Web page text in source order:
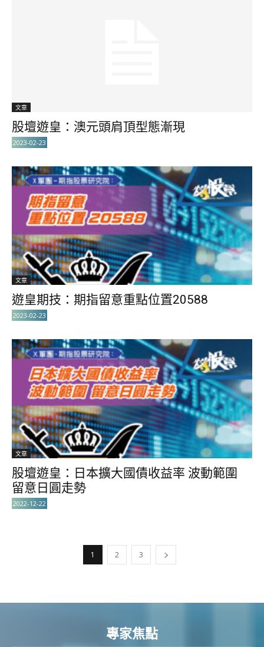
文章
股壇遊皇：澳元頭肩頂型態漸現
2023-02-23
文章
遊皇期技：期指留意重點位置20588
2023-02-23
文章
股壇遊皇：日本擴大國債收益率 波動範圍
留意日圓走勢
2022-12-22
1 2 3
專家焦點